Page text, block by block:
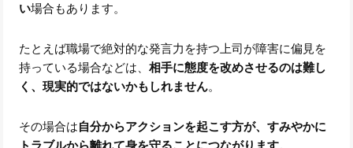
い場合もあります。
たとえば職場で絶対的な発言力を持つ上司が障害に偏見を
持っている場合などは、相手に態度を改めさせるのは難し
く、現実的ではないかもしれません。
その場合は自分からアクションを起こす方が、すみやかに